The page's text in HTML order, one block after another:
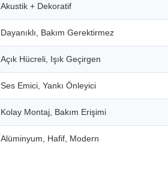
Akustik + Dekoratif
Dayanıklı, Bakım Gerektirmez
Açık Hücreli, Işık Geçirgen
Ses Emici, Yankı Önleyici
Kolay Montaj, Bakım Erişimi
Alüminyum, Hafif, Modern